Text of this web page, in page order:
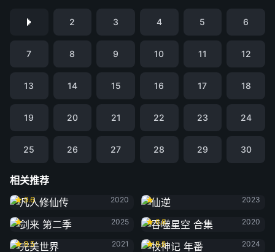
2 3 4 5 6
7 8 9 10 11 12
13 14 15 16 17 18
19 20 21 22 23 24
25 26 27 28 29 30
相关推荐
凡人修仙传
9.6
2020
2023
剑来 第二季
2025
吞噬星空 合集
6.8
2020
完美世界
8.5
2021
牧神记 年番
8.8
2024